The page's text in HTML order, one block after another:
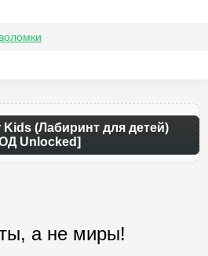
Kids (Лабиринт для детей)
Unlocked]
а не миры!